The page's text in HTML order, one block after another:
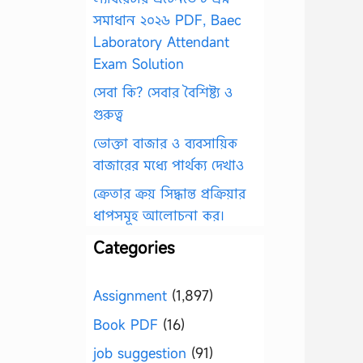
সমাধান ২০২৬ PDF, Baec
Laboratory Attendant
Exam Solution
সেবা কি? সেবার বৈশিষ্ট্য ও
গুরুত্ব
ভোক্তা বাজার ও ব্যবসায়িক
বাজারের মধ্যে পার্থক্য দেখাও
ক্রেতার ক্রয় সিদ্ধান্ত প্রক্রিয়ার
ধাপসমূহ আলোচনা কর।
Categories
Assignment (1,897)
Book PDF (16)
job suggestion (91)